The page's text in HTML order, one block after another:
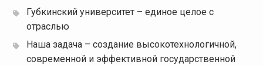
Губкинский университет – единое целое с
отраслью
Наша задача – создание высокотехнологичной,
современной и эффективной государственной